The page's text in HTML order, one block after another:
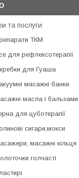
та послуги
ТКМ
для рефлексотерапії
для Гуаша
масажні банки
масла і бальзами
для цуботерапії
сигари,мокси
масажні кільця
голчасті